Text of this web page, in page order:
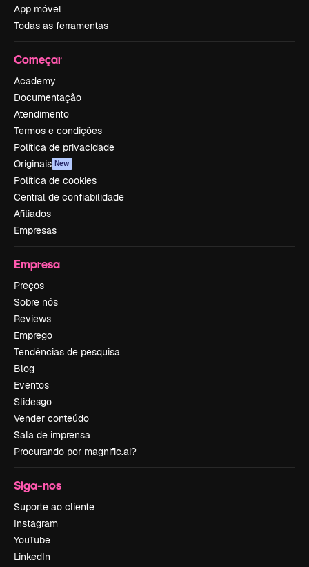
App móvel
Todas as ferramentas
Começar
Academy
Documentação
Atendimento
Termos e condições
Política de privacidade
Originais New
Política de cookies
Central de confiabilidade
Afiliados
Empresas
Empresa
Preços
Sobre nós
Reviews
Emprego
Tendências de pesquisa
Blog
Eventos
Slidesgo
Vender conteúdo
Sala de imprensa
Procurando por magnific.ai?
Siga-nos
Suporte ao cliente
Instagram
YouTube
LinkedIn